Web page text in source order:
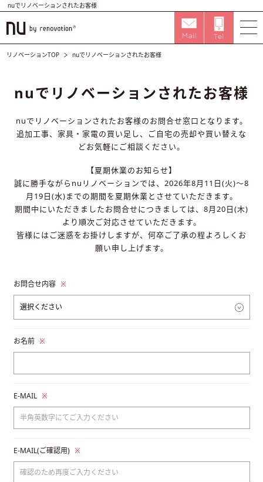
nuでリノベーションされたお客様
リノベーションTOP nuでリノベーションされたお客様
nuでリノベーションされたお客様
nuでリノベーションされたお客様のお問合せ窓口となります。
追加工事、家具・家電の買い足し、ご自宅の売却や買い替えな
どお気軽にご相談ください。
【夏期休業のお知らせ】
誠に勝手ながらnuリノベーションでは、2026年8月11日(火)～8
月19日(水)までの期間を夏期休業とさせていただきます。
期間中にいただきましたお問合せにつきましては、8月20日(木)
より順次ご対応させていただきます。
皆様にはご迷惑をお掛けしますが、何卒ご了承の程よろしくお
願い申し上げます。
お問合せ内容 ※
お名前 ※
E-MAIL ※
E-MAIL(ご確認用) ※